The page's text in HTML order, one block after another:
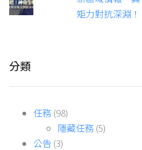
矩力對抗深淵！
分類
任務 (98)
隱藏任務 (5)
公告 (3)